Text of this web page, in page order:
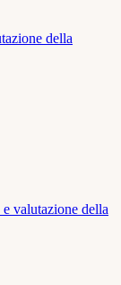
della
valutazione della